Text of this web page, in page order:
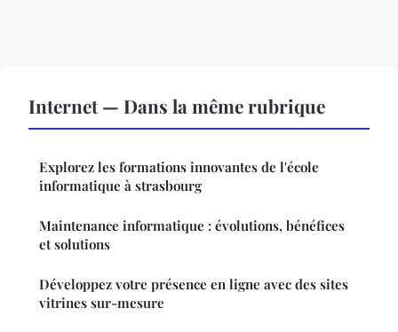
Internet — Dans la même rubrique
Explorez les formations innovantes de l'école
informatique à strasbourg
Maintenance informatique : évolutions, bénéfices
et solutions
Développez votre présence en ligne avec des sites
vitrines sur-mesure